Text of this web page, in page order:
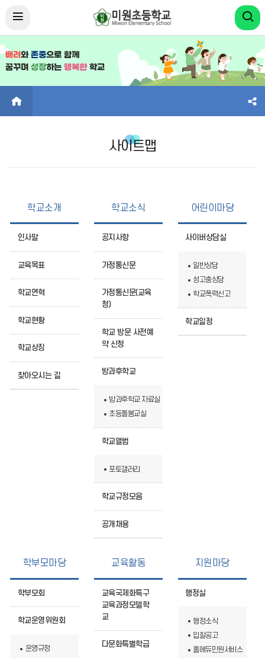
HOME
사이트맵
학교소개
인사말
교육목표
학교연혁
학교현황
학교상징
찾아오시는 길
학교소식
공지사항
가정통신문
가정통신문(교육
청)
학교 방문 사전예
약 신청
방과후학교
방과후학교 자료실
초등돌봄교실
학교앨범
포토갤러리
학교규정모음
공개채용
어린이마당
사이버상담실
일반상담
성고충상담
학교폭력신고
학교일정
학부모마당
학부모회
학교운영위원회
운영규정
교육활동
교육국제화특구
교육과정모델학
교
다문화특별학급
지원마당
행정실
행정소식
입찰공고
홈에듀민원서비스